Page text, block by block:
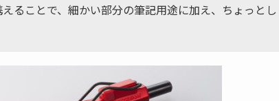
ことで、細かい部分の筆記用途に加え、ちょっとし